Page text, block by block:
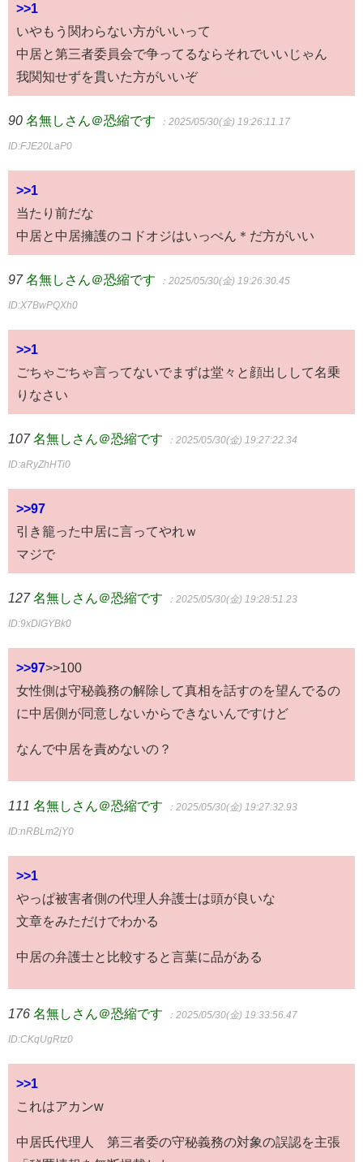
>>1
いやもう関わらない方がいいって
中居と第三者委員会で争ってるならそれでいいじゃん
我関知せずを貫いた方がいいぞ
90 名無しさん＠恐縮です ：2025/05/30(金) 19:26:11.17
ID:FJE20LaP0
>>1
当たり前だな
中居と中居擁護のコドオジはいっぺん＊だ方がいい
97 名無しさん＠恐縮です ：2025/05/30(金) 19:26:30.45
ID:X7BwPQXh0
>>1
ごちゃごちゃ言ってないでまずは堂々と顔出しして名乗
りなさい
107 名無しさん＠恐縮です ：2025/05/30(金) 19:27:22.34
ID:aRyZhHTi0
>>97
引き籠った中居に言ってやれｗ
マジで
127 名無しさん＠恐縮です ：2025/05/30(金) 19:28:51.23
ID:9xDlGYBk0
>>97>>100
女性側は守秘義務の解除して真相を話すのを望んでるの
に中居側が同意しないからできないんですけど
なんで中居を責めないの？
111 名無しさん＠恐縮です ：2025/05/30(金) 19:27:32.93
ID:nRBLm2jY0
>>1
やっぱ被害者側の代理人弁護士は頭が良いな
文章をみただけでわかる
中居の弁護士と比較すると言葉に品がある
176 名無しさん＠恐縮です ：2025/05/30(金) 19:33:56.47
ID:CKqUgRtz0
>>1
これはアカンw
中居氏代理人 第三者委の守秘義務の対象の誤認を主張